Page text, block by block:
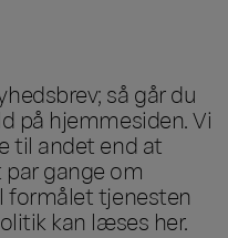
så går du
på hjemmesiden. Vi
til andet end at
gange om
formålet tjenesten
kan læses her.